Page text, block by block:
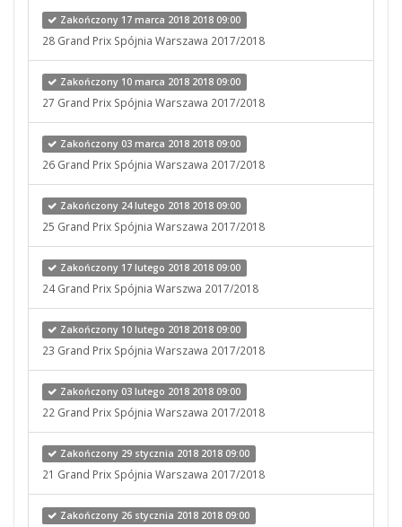
Zakończony 17 marca 2018 2018 09:00
28 Grand Prix Spójnia Warszawa 2017/2018
Zakończony 10 marca 2018 2018 09:00
27 Grand Prix Spójnia Warszawa 2017/2018
Zakończony 03 marca 2018 2018 09:00
26 Grand Prix Spójnia Warszawa 2017/2018
Zakończony 24 lutego 2018 2018 09:00
25 Grand Prix Spójnia Warszawa 2017/2018
Zakończony 17 lutego 2018 2018 09:00
24 Grand Prix Spójnia Warszwa 2017/2018
Zakończony 10 lutego 2018 2018 09:00
23 Grand Prix Spójnia Warszawa 2017/2018
Zakończony 03 lutego 2018 2018 09:00
22 Grand Prix Spójnia Warszawa 2017/2018
Zakończony 29 stycznia 2018 2018 09:00
21 Grand Prix Spójnia Warszawa 2017/2018
Zakończony 26 stycznia 2018 2018 09:00